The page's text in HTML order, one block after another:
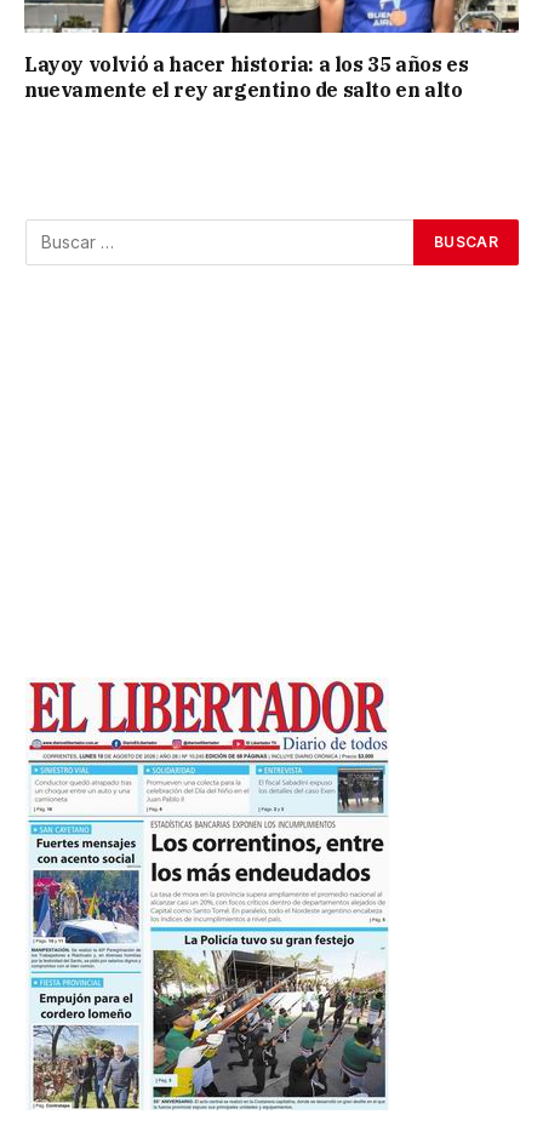
Layoy volvió a hacer historia: a los 35 años es
nuevamente el rey argentino de salto en alto